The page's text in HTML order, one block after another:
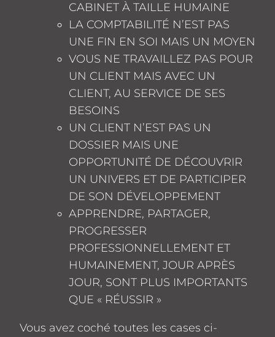
CABINET À TAILLE HUMAINE
LA COMPTABILITÉ N’EST PAS
UNE FIN EN SOI MAIS UN MOYEN
VOUS NE TRAVAILLEZ PAS POUR
UN CLIENT MAIS AVEC UN
CLIENT, AU SERVICE DE SES
BESOINS
UN CLIENT N’EST PAS UN
DOSSIER MAIS UNE
OPPORTUNITÉ DE DÉCOUVRIR
UN UNIVERS ET DE PARTICIPER
DE SON DÉVELOPPEMENT
APPRENDRE, PARTAGER,
PROGRESSER
PROFESSIONNELLEMENT ET
HUMAINEMENT, JOUR APRÈS
JOUR, SONT PLUS IMPORTANTS
QUE « RÉUSSIR »
Vous avez coché toutes les cases ci-